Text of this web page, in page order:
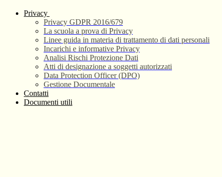
Privacy
Privacy GDPR 2016/679
La scuola a prova di Privacy
Linee guida in materia di trattamento di dati personali
Incarichi e informative Privacy
Analisi Rischi Protezione Dati
Atti di designazione a soggetti autorizzati
Data Protection Officer (DPO)
Gestione Documentale
Contatti
Documenti utili